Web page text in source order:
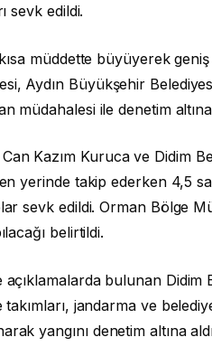
sevk edildi.
müddette büyüyerek
Aydın Büyükşehir
müdahalesi ile denetim altına
Can Kazım Kuruca ve Didim
yerinde takip ederken 4,5
sevk edildi. Orman Bölge
belirtildi.
açıklamalarda bulunan
jandarma ve
yangını denetim altına